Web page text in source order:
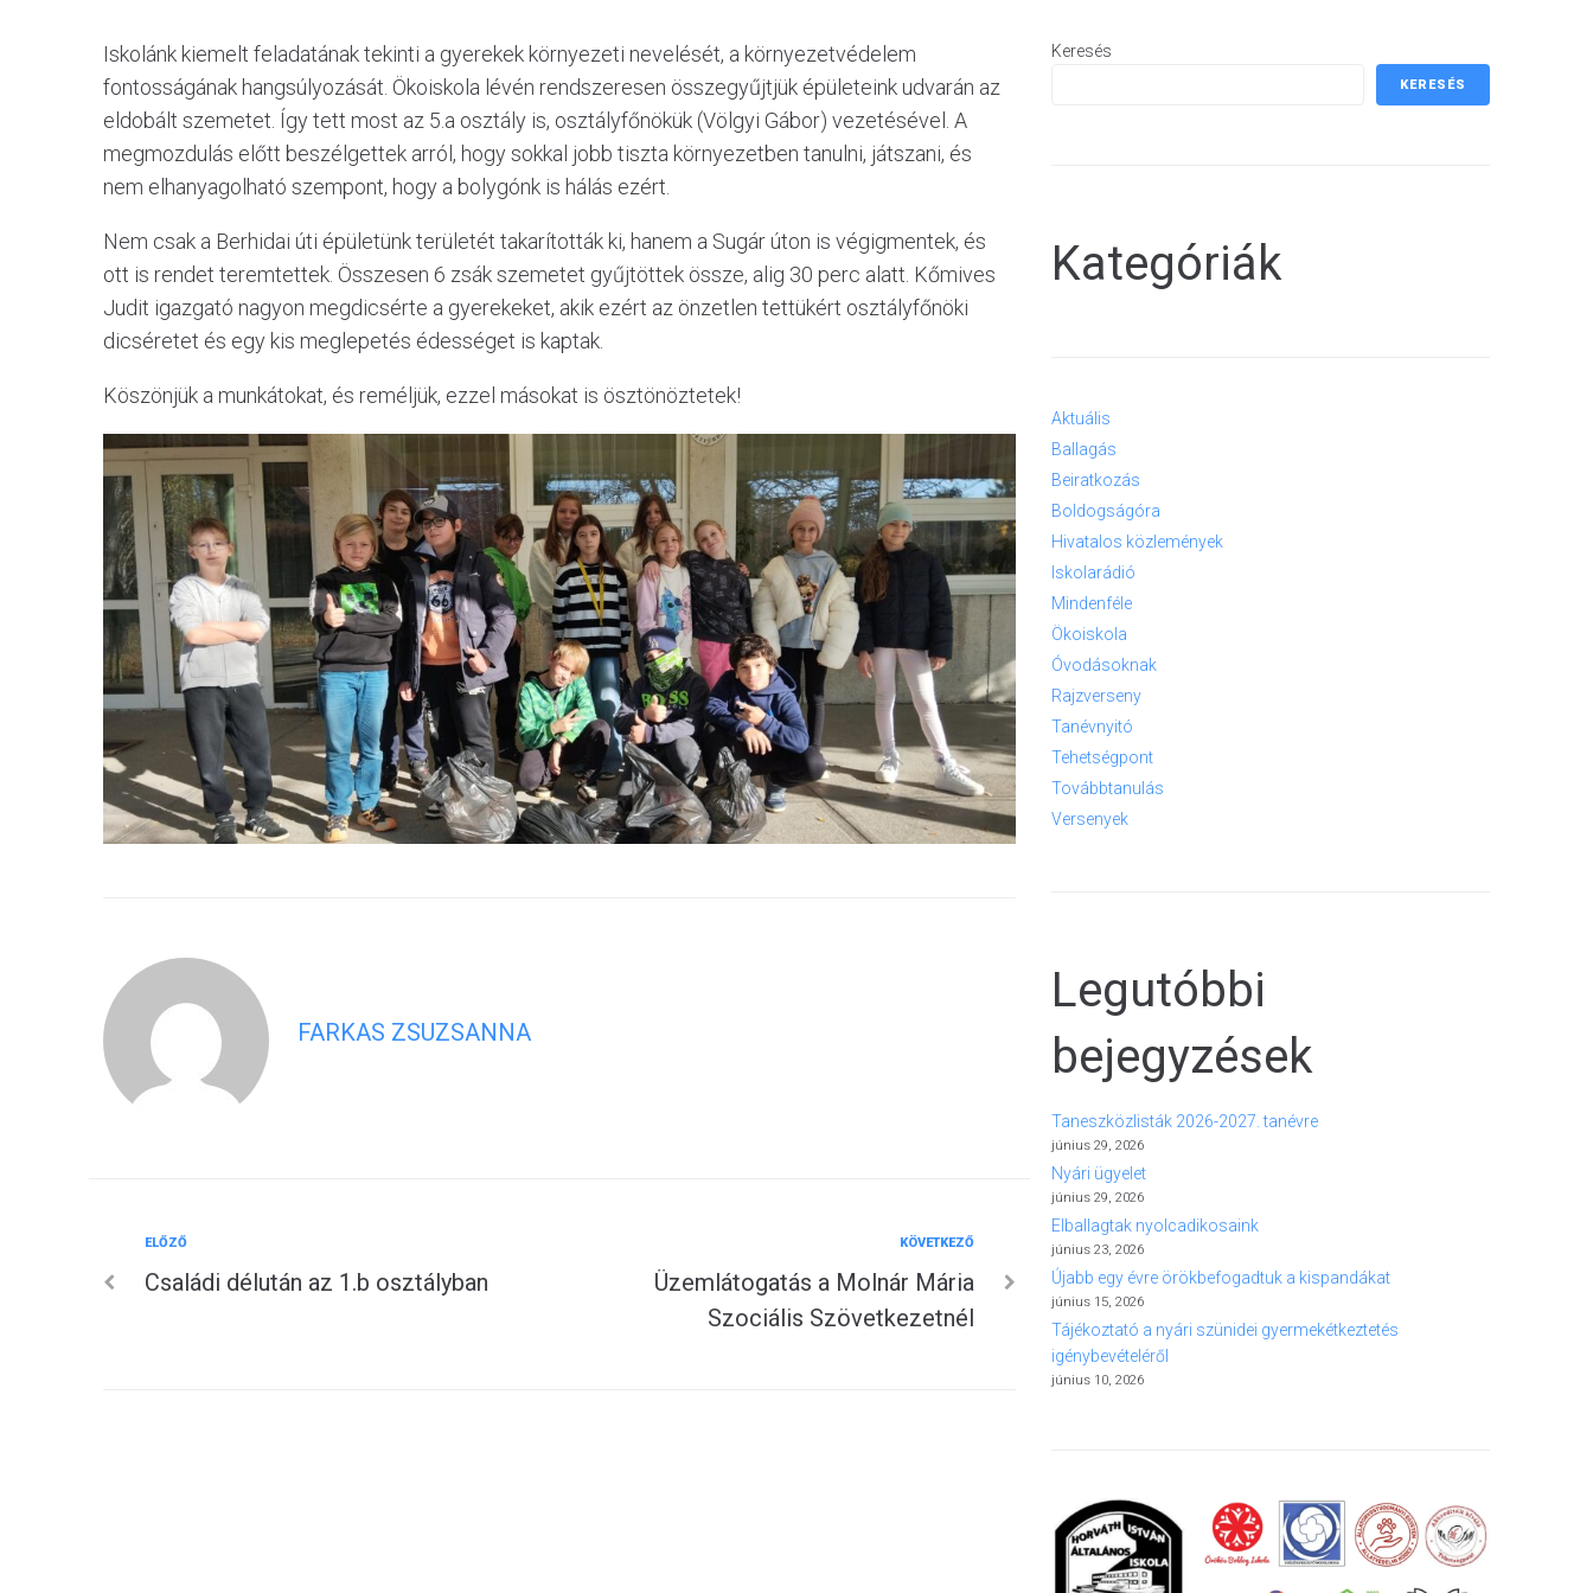
Iskolánk kiemelt feladatának tekinti a gyerekek környezeti nevelését, a környezetvédelem
fontosságának hangsúlyozását. Ökoiskola lévén rendszeresen összegyűjtjük épületeink udvarán az
eldobált szemetet. Így tett most az 5.a osztály is, osztályfőnökük (Völgyi Gábor) vezetésével. A
megmozdulás előtt beszélgettek arról, hogy sokkal jobb tiszta környezetben tanulni, játszani, és
nem elhanyagolható szempont, hogy a bolygónk is hálás ezért.
Nem csak a Berhidai úti épületünk területét takarították ki, hanem a Sugár úton is végigmentek, és
ott is rendet teremtettek. Összesen 6 zsák szemetet gyűjtöttek össze, alig 30 perc alatt. Kőmives
Judit igazgató nagyon megdicsérte a gyerekeket, akik ezért az önzetlen tettükért osztályfőnöki
dicséretet és egy kis meglepetés édességet is kaptak.
Köszönjük a munkátokat, és reméljük, ezzel másokat is ösztönöztetek!
FARKAS ZSUZSANNA
Bejegyzés
Előző
ELŐZŐ
Családi délután az 1.b osztályban
KÖVETKEZŐ
Üzemlátogatás a Molnár Mária
Szociális Szövetkezetnél
Keresés
KERESÉS
Kategóriák
Aktuális
Ballagás
Beiratkozás
Boldogságóra
Hivatalos közlemények
Iskolarádió
Mindenféle
Ökoiskola
Óvodásoknak
Rajzverseny
Tanévnyitó
Tehetségpont
Továbbtanulás
Versenyek
Legutóbbi
bejegyzések
Taneszközlisták 2026-2027. tanévre
június 29, 2026
Nyári ügyelet
június 29, 2026
Elballagtak nyolcadikosaink
június 23, 2026
Újabb egy évre örökbefogadtuk a kispandákat
június 15, 2026
Tájékoztató a nyári szünidei gyermekétkeztetés
igénybevételéről
június 10, 2026